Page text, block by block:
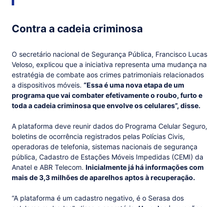
Contra a cadeia criminosa
O secretário nacional de Segurança Pública, Francisco Lucas
Veloso, explicou que a iniciativa representa uma mudança na
estratégia de combate aos crimes patrimoniais relacionados
a dispositivos móveis. “Essa é uma nova etapa de um
programa que vai combater efetivamente o roubo, furto e
toda a cadeia criminosa que envolve os celulares”, disse.
A plataforma deve reunir dados do Programa Celular Seguro,
boletins de ocorrência registrados pelas Polícias Civis,
operadoras de telefonia, sistemas nacionais de segurança
pública, Cadastro de Estações Móveis Impedidas (CEMI) da
Anatel e ABR Telecom. Inicialmente já há informações com
mais de 3,3 milhões de aparelhos aptos à recuperação.
“A plataforma é um cadastro negativo, é o Serasa dos